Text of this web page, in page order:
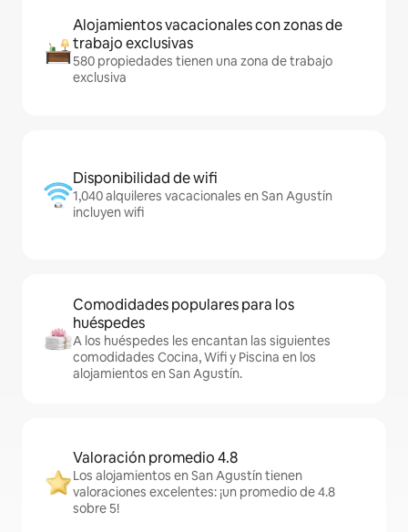
Alojamientos vacacionales con zonas de
trabajo exclusivas
580 propiedades tienen una zona de trabajo
exclusiva
Disponibilidad de wifi
1,040 alquileres vacacionales en San Agustín
incluyen wifi
Comodidades populares para los
huéspedes
A los huéspedes les encantan las siguientes
comodidades Cocina, Wifi y Piscina en los
alojamientos en San Agustín.
Valoración promedio 4.8
Los alojamientos en San Agustín tienen
valoraciones excelentes: ¡un promedio de 4.8
sobre 5!